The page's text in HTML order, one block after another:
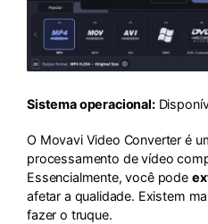
Sistema operacional:
O Movavi Video Converter é
processamento de vídeo
Essencialmente, você pode
afetar a qualidade. Existem
fazer o truque.